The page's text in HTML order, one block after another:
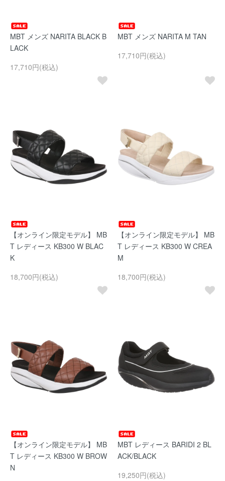
MBT メンズ NARITA BLACK B
LACK
17,710円(税込)
MBT メンズ NARITA M TAN
17,710円(税込)
【オンライン限定モデル】 MB
T レディース KB300 W BLAC
K
18,700円(税込)
【オンライン限定モデル】 MB
T レディース KB300 W CREA
M
18,700円(税込)
【オンライン限定モデル】 MB
T レディース KB300 W BROW
N
MBT レディース BARIDI 2 BL
ACK/BLACK
19,250円(税込)